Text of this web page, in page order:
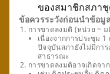
ของสมาชิกสภาชุ
ข้อควรระวังก่อนนำข้อมู
การขาดลงมติ (หน่วย =
เนื่องจากการประชุม
ปัจจุบันสภายังไม่มีการ
สาธารณะ
การขาดลงมติอาจเกิดจา